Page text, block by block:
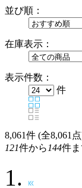
並び順：
在庫表示：
表示件数：
件
8,061件 (全8,061
121件から 144件